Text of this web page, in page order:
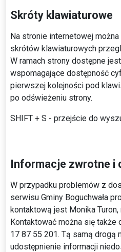
Skróty klawiaturowe
Na stronie internetowej
skrótów klawiaturowych
W ramach strony dostępne
wspomagające dostępność
pierwszej kolejności pod
po odświeżeniu strony.
SHIFT + S - przejście do
Informacje zwrotne i
W przypadku problemów z
serwisu Gminy Boguchwała
kontaktową jest Monika Turon,
Kontaktować można się także
17 87 55 201. Tą samą drogą
udostępnienie informacji